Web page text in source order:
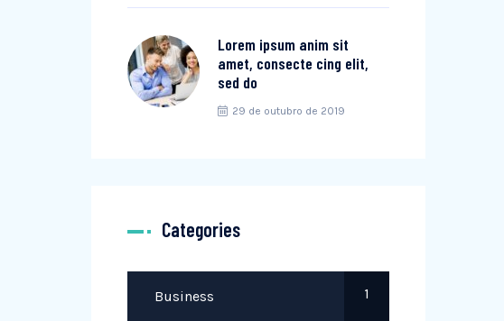
Lorem ipsum anim sit
amet, consecte cing elit,
sed do
29 de outubro de 2019
Categories
Business 1